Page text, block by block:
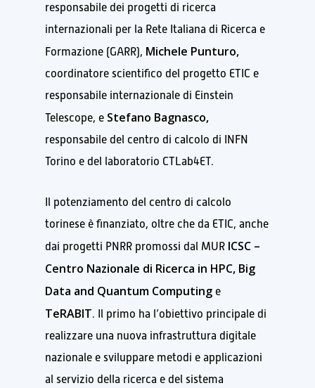
responsabile dei progetti di ricerca
internazionali per la Rete Italiana di Ricerca e
Formazione (GARR), Michele Punturo,
coordinatore scientifico del progetto ETIC e
responsabile internazionale di Einstein
Telescope, e Stefano Bagnasco,
responsabile del centro di calcolo di INFN
Torino e del laboratorio CTLab4ET.
Il potenziamento del centro di calcolo
torinese è finanziato, oltre che da ETIC, anche
dai progetti PNRR promossi dal MUR ICSC –
Centro Nazionale di Ricerca in HPC, Big
Data and Quantum Computing e
TeRABIT. Il primo ha l’obiettivo principale di
realizzare una nuova infrastruttura digitale
nazionale e sviluppare metodi e applicazioni
al servizio della ricerca e del sistema